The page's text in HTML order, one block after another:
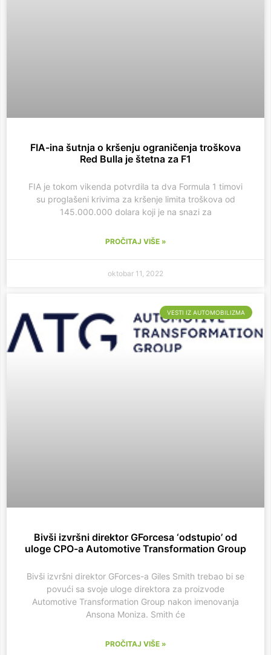
FIA-ina šutnja o kršenju ograničenja troškova
Red Bulla je štetna za F1
FIA je tokom vikenda potvrdila ta dva Formula 1 timovi
su proglašeni krivima za kršenje limita troškova od
145.000.000 dolara koji je na snazi ​​za
PROČITAJ VIŠE »
oktobar 11, 2022
VESTI IZ AUTOMOBILIZMA
Bivši izvršni direktor GForcesa ‘odstupio’ od
uloge CPO-a Automotive Transformation Group
Bivši izvršni direktor GForces-a Giles Smith trebao bi se
povući sa svoje uloge direktora za proizvode
Automotive Transformation Group nakon imenovanja
Ansona Moniza. Smith će
PROČITAJ VIŠE »